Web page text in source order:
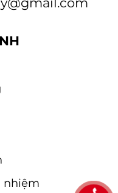
nhiệm